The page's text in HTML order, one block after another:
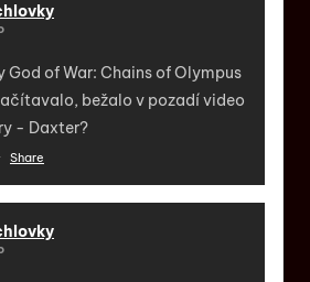
God of War: Chains of Olympus
bežalo v pozadí video
- Daxter?
· Share